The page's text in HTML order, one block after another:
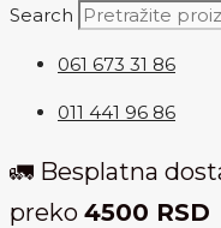
Search
061 673 31 86
011 441 96 86
🚛 Besplatna
preko 4500 RSD